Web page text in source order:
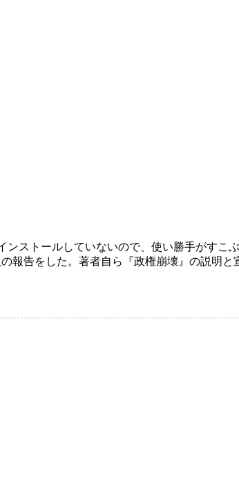
ストールしていないので、使い勝手がすこ
報告をした。著者自ら『政権崩壊』の説明